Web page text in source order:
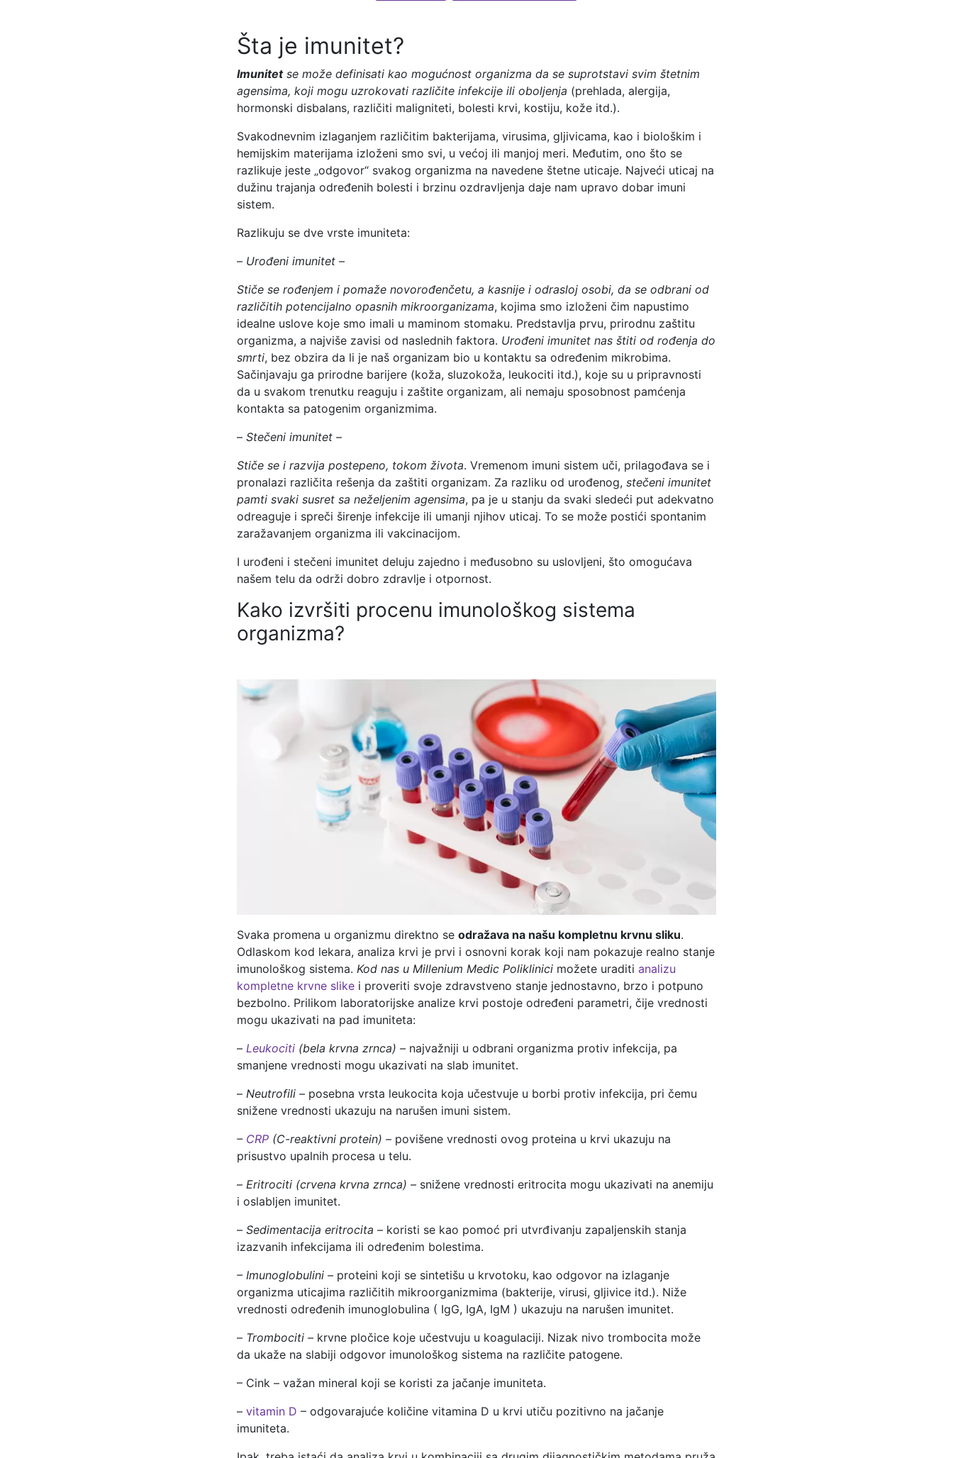
Šta je imunitet?
Imunitet se može definisati kao mogućnost organizma da se suprotstavi svim štetnim
agensima, koji mogu uzrokovati različite infekcije ili oboljenja (prehlada, alergija,
hormonski disbalans, različiti maligniteti, bolesti krvi, kostiju, kože itd.).
Svakodnevnim izlaganjem različitim bakterijama, virusima, gljivicama, kao i biološkim i
hemijskim materijama izloženi smo svi, u većoj ili manjoj meri. Međutim, ono što se
razlikuje jeste „odgovor“ svakog organizma na navedene štetne uticaje. Najveći uticaj na
dužinu trajanja određenih bolesti i brzinu ozdravljenja daje nam upravo dobar imuni
sistem.
Razlikuju se dve vrste imuniteta:
– Urođeni imunitet –
Stiče se rođenjem i pomaže novorođenčetu, a kasnije i odrasloj osobi, da se odbrani od
različitih potencijalno opasnih mikroorganizama, kojima smo izloženi čim napustimo
idealne uslove koje smo imali u maminom stomaku. Predstavlja prvu, prirodnu zaštitu
organizma, a najviše zavisi od naslednih faktora. Urođeni imunitet nas štiti od rođenja do
smrti, bez obzira da li je naš organizam bio u kontaktu sa određenim mikrobima.
Sačinjavaju ga prirodne barijere (koža, sluzokoža, leukociti itd.), koje su u pripravnosti
da u svakom trenutku reaguju i zaštite organizam, ali nemaju sposobnost pamćenja
kontakta sa patogenim organizmima.
– Stečeni imunitet –
Stiče se i razvija postepeno, tokom života. Vremenom imuni sistem uči, prilagođava se i
pronalazi različita rešenja da zaštiti organizam. Za razliku od urođenog, stečeni imunitet
pamti svaki susret sa neželjenim agensima, pa je u stanju da svaki sledeći put adekvatno
odreaguje i spreči širenje infekcije ili umanji njihov uticaj. To se može postići spontanim
zaražavanjem organizma ili vakcinacijom.
I urođeni i stečeni imunitet deluju zajedno i međusobno su uslovljeni, što omogućava
našem telu da održi dobro zdravlje i otpornost.
Kako izvršiti procenu imunološkog sistema
organizma?
Svaka promena u organizmu direktno se odražava na našu kompletnu krvnu sliku.
Odlaskom kod lekara, analiza krvi je prvi i osnovni korak koji nam pokazuje realno stanje
imunološkog sistema. Kod nas u Millenium Medic Poliklinici možete uraditi analizu
kompletne krvne slike i proveriti svoje zdravstveno stanje jednostavno, brzo i potpuno
bezbolno. Prilikom laboratorijske analize krvi postoje određeni parametri, čije vrednosti
mogu ukazivati na pad imuniteta:
– Leukociti (bela krvna zrnca) – najvažniji u odbrani organizma protiv infekcija, pa
smanjene vrednosti mogu ukazivati na slab imunitet.
– Neutrofili – posebna vrsta leukocita koja učestvuje u borbi protiv infekcija, pri čemu
snižene vrednosti ukazuju na narušen imuni sistem.
– CRP (C-reaktivni protein) – povišene vrednosti ovog proteina u krvi ukazuju na
prisustvo upalnih procesa u telu.
– Eritrociti (crvena krvna zrnca) – snižene vrednosti eritrocita mogu ukazivati na anemiju
i oslabljen imunitet.
– Sedimentacija eritrocita – koristi se kao pomoć pri utvrđivanju zapaljenskih stanja
izazvanih infekcijama ili određenim bolestima.
– Imunoglobulini – proteini koji se sintetišu u krvotoku, kao odgovor na izlaganje
organizma uticajima različitih mikroorganizmima (bakterije, virusi, gljivice itd.). Niže
vrednosti određenih imunoglobulina ( IgG, IgA, IgM ) ukazuju na narušen imunitet.
– Trombociti – krvne pločice koje učestvuju u koagulaciji. Nizak nivo trombocita može
da ukaže na slabiji odgovor imunološkog sistema na različite patogene.
– Cink – važan mineral koji se koristi za jačanje imuniteta.
– vitamin D – odgovarajuće količine vitamina D u krvi utiču pozitivno na jačanje
imuniteta.